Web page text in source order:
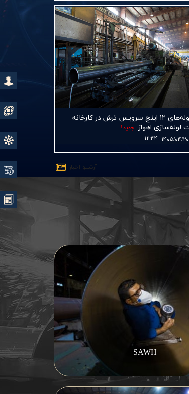
شروع تولید لوله‌های ۱۲ اینچ سرویس ترش در كارخانه
جديد!
۱۴۰۵/۰۴/۲۰ ۱۲:۳۴
آرشيو اخبار
SAWH